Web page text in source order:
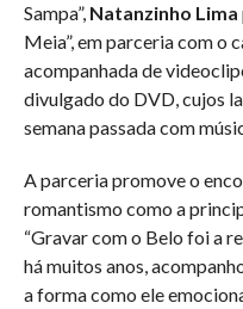
Sampa”, Natanzinho Lima
Meia”, em parceria com o
acompanhada de
divulgado do DVD, cujos
semana passada com
A parceria promove o
romantismo como a
“Gravar com o Belo foi a
há muitos anos,
a forma como ele